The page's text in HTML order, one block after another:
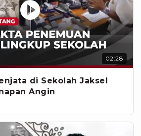
02:28
di Sekolah Jaksel
Angin